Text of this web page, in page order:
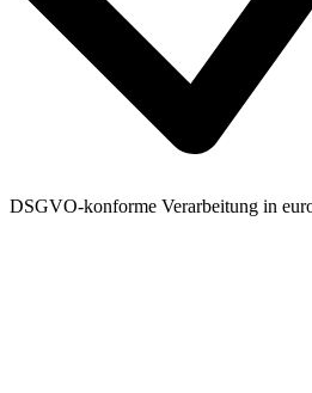
DSGVO-konforme Verarbeitung in